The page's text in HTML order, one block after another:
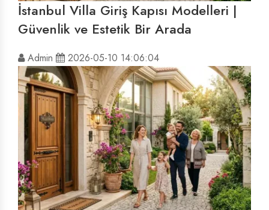
İstanbul Villa Giriş Kapısı Modelleri |
Güvenlik ve Estetik Bir Arada
Admin 2026-05-10 14:06:04